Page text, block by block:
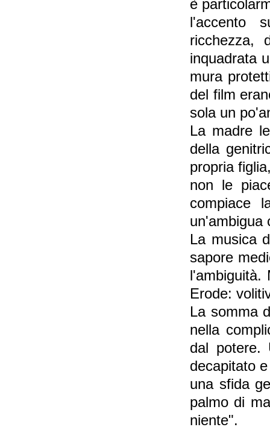
è
l'accento
ricchezza,
inquadrata
mura
del film
sola un
La madre
della
propria
non le
compiace
un'ambigua
La musica
sapore
Erode:
La somma
nella
dal potere.
decapitato
una sfida
palmo di
niente".